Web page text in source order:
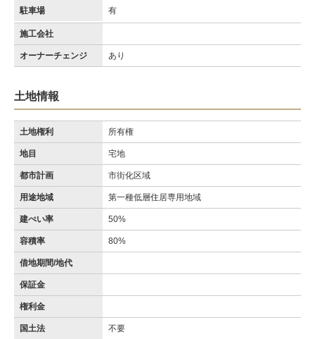
駐車場 有
施工会社
オーナーチェンジ あり
土地情報
土地権利 所有権
地目 宅地
都市計画 市街化区域
用途地域 第一種低層住居専用地域
建ぺい率 50%
容積率 80%
借地期間/地代
保証金
権利金
国土法 不要